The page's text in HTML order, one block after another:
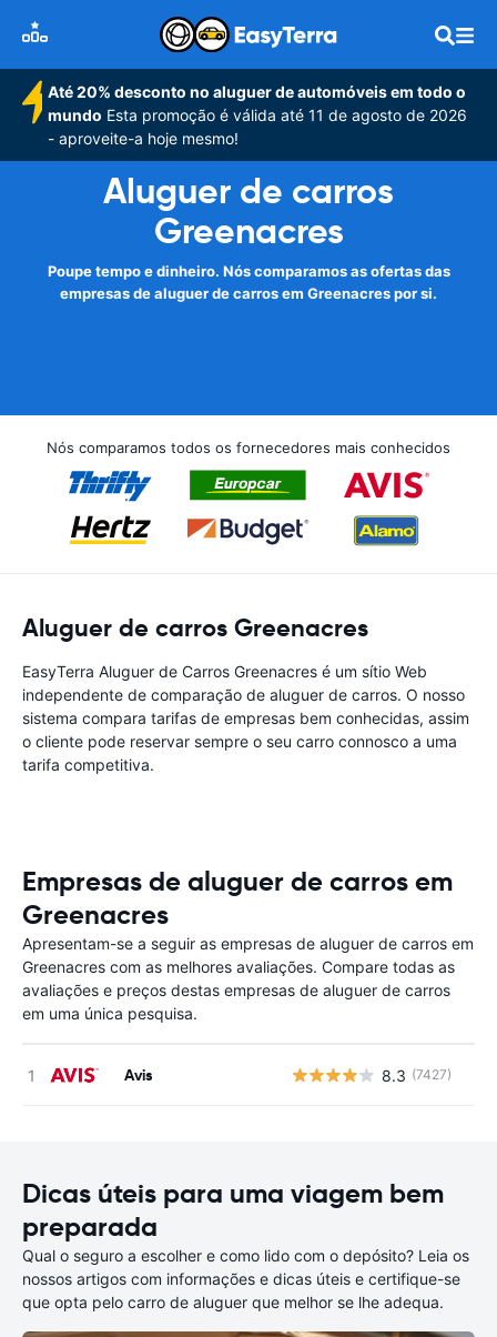
Até 20% desconto no aluguer de automóveis em todo o
mundo Esta promoção é válida até 11 de agosto de 2026
- aproveite-a hoje mesmo!
Aluguer de carros
Greenacres
Poupe tempo e dinheiro. Nós comparamos as ofertas das
empresas de aluguer de carros em Greenacres por si.
Nós comparamos todos os fornecedores mais conhecidos
Aluguer de carros Greenacres
EasyTerra Aluguer de Carros Greenacres é um sítio Web
independente de comparação de aluguer de carros. O nosso
sistema compara tarifas de empresas bem conhecidas, assim
o cliente pode reservar sempre o seu carro connosco a uma
tarifa competitiva.
Empresas de aluguer de carros em
Greenacres
Apresentam-se a seguir as empresas de aluguer de carros em
Greenacres com as melhores avaliações. Compare todas as
avaliações e preços destas empresas de aluguer de carros
em uma única pesquisa.
Avis 8.3 (7427)
Dicas úteis para uma viagem bem
preparada
Qual o seguro a escolher e como lido com o depósito? Leia os
nossos artigos com informações e dicas úteis e certifique-se
que opta pelo carro de aluguer que melhor se lhe adequa.